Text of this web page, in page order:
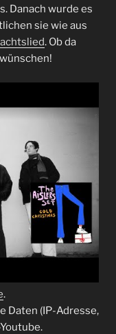
Danach wurde es
sie wie aus
. Ob da
.
Daten (IP-Adresse,